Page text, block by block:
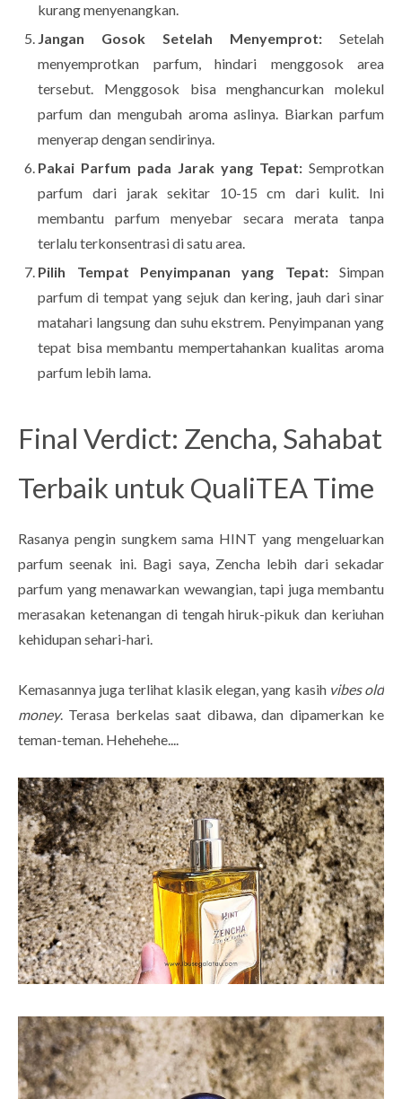
kurang menyenangkan.
Jangan Gosok Setelah Menyemprot: Setelah
menyemprotkan parfum, hindari menggosok area
tersebut. Menggosok bisa menghancurkan molekul
parfum dan mengubah aroma aslinya. Biarkan parfum
menyerap dengan sendirinya.
Pakai Parfum pada Jarak yang Tepat: Semprotkan
parfum dari jarak sekitar 10-15 cm dari kulit. Ini
membantu parfum menyebar secara merata tanpa
terlalu terkonsentrasi di satu area.
Pilih Tempat Penyimpanan yang Tepat:Simpan
parfum di tempat yang sejuk dan kering, jauh dari sinar
matahari langsung dan suhu ekstrem. Penyimpanan yang
tepat bisa membantu mempertahankan kualitas aroma
parfum lebih lama.
Final Verdict: Zencha, Sahabat
Terbaik untuk QualiTEA Time
Rasanya pengin sungkem sama HINT yang mengeluarkan
parfum seenak ini. Bagi saya, Zencha lebih dari sekadar
parfum yang menawarkan wewangian, tapi juga membantu
merasakan ketenangan di tengah hiruk-pikuk dan keriuhan
kehidupan sehari-hari.
Kemasannya juga terlihat klasik elegan, yang kasih vibes old
money. Terasa berkelas saat dibawa, dan dipamerkan ke
teman-teman. Hehehehe....